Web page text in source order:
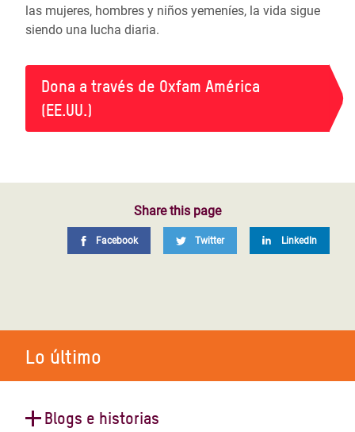
las mujeres, hombres y niños yemeníes, la vida sigue
siendo una lucha diaria.
Dona a través de Oxfam América
(EE.UU.)
Share this page
Facebook Twitter LinkedIn
Lo último
Blogs e historias